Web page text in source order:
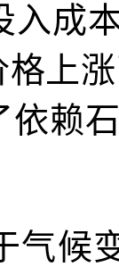
入成
格上
依赖
气候